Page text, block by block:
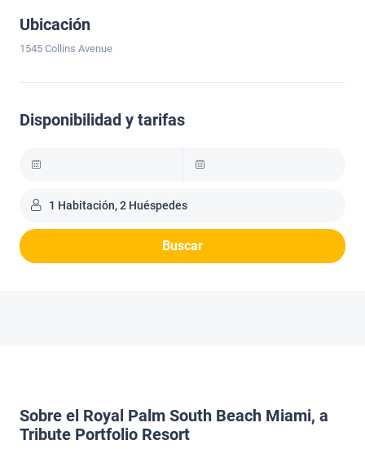
Ubicación
1545 Collins Avenue
Disponibilidad y tarifas
1 Habitación, 2 Huéspedes
Buscar
Sobre el Royal Palm South Beach Miami, a
Tribute Portfolio Resort